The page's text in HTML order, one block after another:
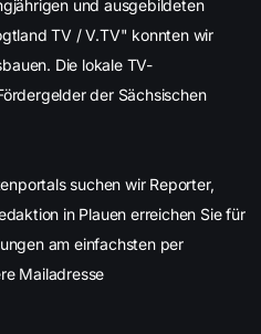
und ausgebildeten
TV / V.TV" konnten wir
Die lokale TV-
der Sächsischen
suchen wir Reporter,
in Plauen erreichen Sie für
am einfachsten per
Mailadresse